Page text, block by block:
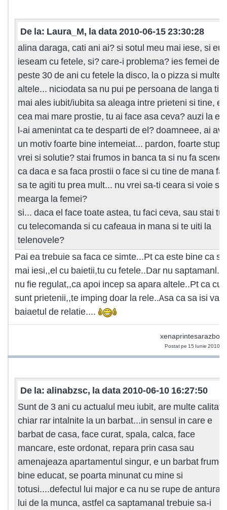
De la: Laura_M, la data 2010-06-15 23:30:28
alina daraga, cati ani ai? si sotul meu mai iese, si eu
ieseam cu fetele, si? care-i problema? ies femei de
peste 30 de ani cu fetele la disco, la o pizza si multe
altele... niciodata sa nu pui pe persoana de langa
mai ales iubit/iubita sa aleaga intre prieteni si tine, e
cea mai mare prostie, tu ai face asa ceva? auzi la ea,
l-ai amenintat ca te desparti de el? doamneee, ai
un motiv foarte bine intemeiat... pardon, foarte
vrei si solutie? stai frumos in banca ta si nu fa scene
ca daca e sa faca prostii o face si cu tine de mana
sa te agiti tu prea mult... nu vrei sa-ti ceara si voie sa
mearga la femei?
si... daca el face toate astea, tu faci ceva, sau stai tu
cu telecomanda si cu cafeaua in mana si te uiti la
telenovele?
Pai ea trebuie sa faca ce simte...Pt ca este bine ca sa
mai iesi,,el cu baietii,tu cu fetele..Dar nu
nu fie regulat,,ca apoi incep sa apara altele..Pt ca
sunt prietenii,,te imping doar la rele..Asa ca sa isi
baiaetul de relatie....
Postat pe 15 Iunie 2010
De la: alinabzsc, la data 2010-06-10 16:27:50
Sunt de 3 ani cu actualul meu iubit, are multe calitati
chiar rar intalnite la un barbat...in sensul in care e
barbat de casa, face curat, spala, calca, face
mancare, este ordonat, repara prin casa sau
amenajeaza apartamentul singur, e un barbat
bine educat, se poarta minunat cu mine si
totusi....defectul lui major e ca nu se rupe de
lui de la munca, astfel ca saptamanal trebuie sa-i